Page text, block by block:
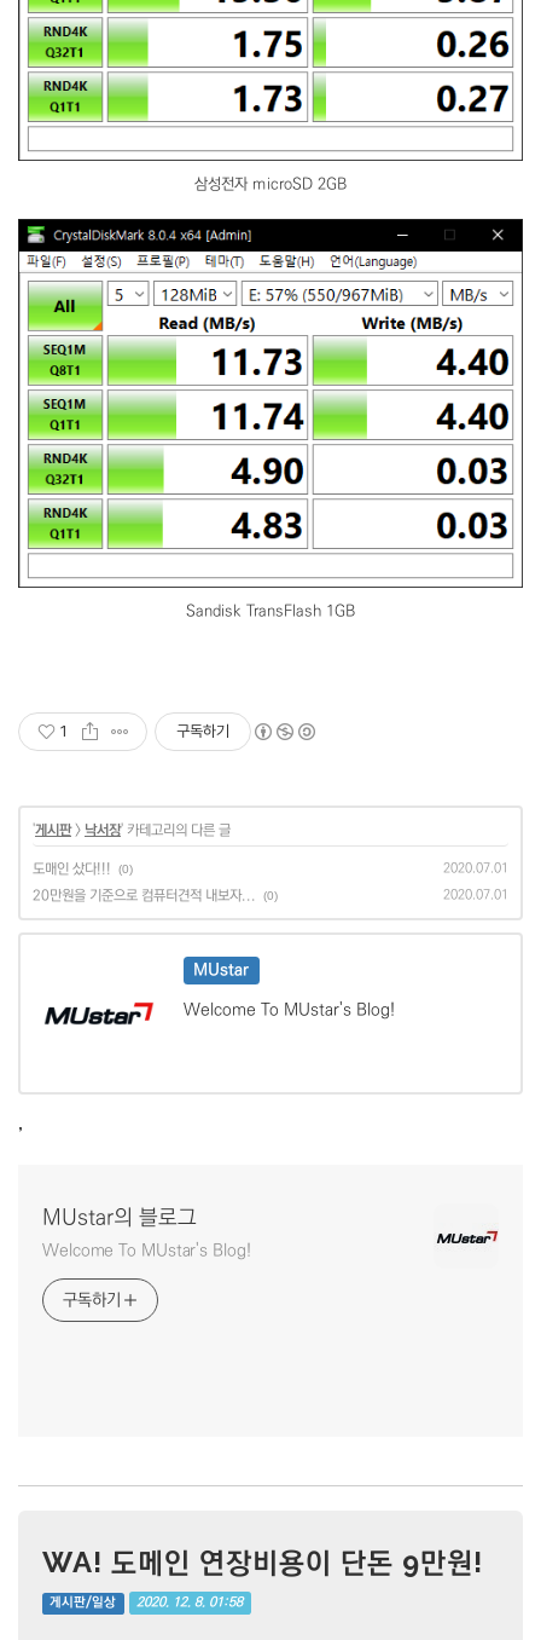
삼성전자 microSD 2GB
Sandisk TransFlash 1GB
1 구독하기
'게시판> 낙서장' 카테고리의 다른 글
도매인 샀다!!! (0) 2020.07.01
20만원을 기준으로 컴퓨터견적 내보자... (0) 2020.07.01
MUstar
Welcome To MUstar's Blog!
,
MUstar의 블로그
Welcome To MUstar's Blog!
구독하기
WA! 도메인 연장비용이 단돈 9만원!
게시판/일상 2020. 12. 8. 01:58